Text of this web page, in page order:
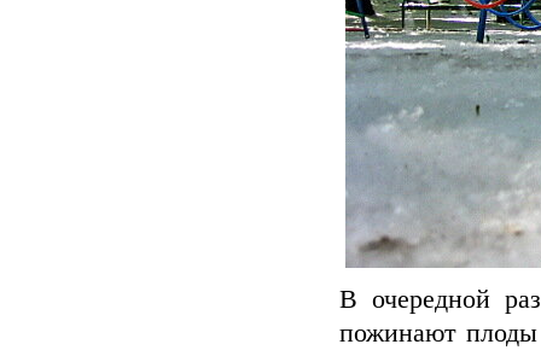
В очередной
пожинают плоды